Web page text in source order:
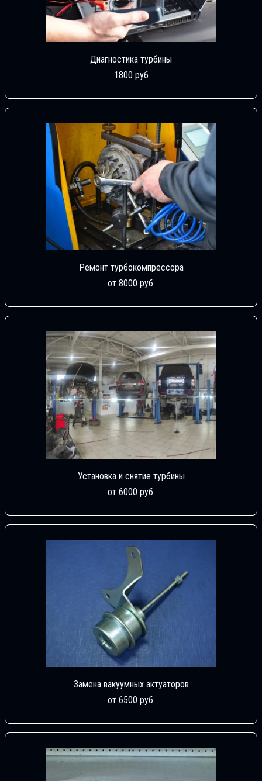
Диагностика турбины
1800 руб
Ремонт турбокомпрессора
от 8000 руб.
Установка и снятие турбины
от 6000 руб.
Замена вакуумных актуаторов
от 6500 руб.